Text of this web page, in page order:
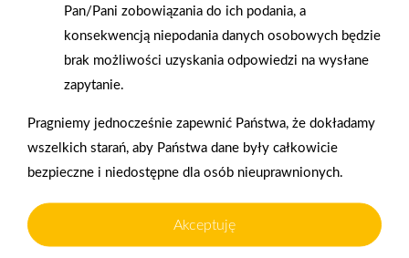
Gwarancja jakości
naszych produktów
Zakupy w systemie
ratalnym
Oferujemy zakupy
Zakupy
Pan/Pani zobowiązania do ich podania, a
konsekwencją niepodania danych osobowych będzie
brak możliwości uzyskania odpowiedzi na wysłane
zapytanie.
Pragniemy jednocześnie zapewnić Państwa, że dokładamy
wszelkich starań, aby Państwa dane były całkowicie
bezpieczne i niedostępne dla osób nieuprawnionych.
Akceptuję
Nasz serwis internetowy wykorzystuje pliki cookies w celu
użytkowania oraz analizy ruchu na stronie.
Czym są pliki cookies?
użytkownika (komputerze, tablecie, smartfonie) podczas
korzystania z naszej strony internetowej. Pliki te mogą być
odczytywane przez nasz system oraz systemy zaufanych
Do czego wykorzystujemy pliki cookies?